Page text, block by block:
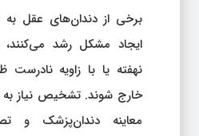
برخی از دندان‌های عقل
ایجاد مشکل رشد می‌کنند،
نهفته یا با زاویه
خارج شوند. تشخیص نیاز به
معاینه دندان‌پزشک و